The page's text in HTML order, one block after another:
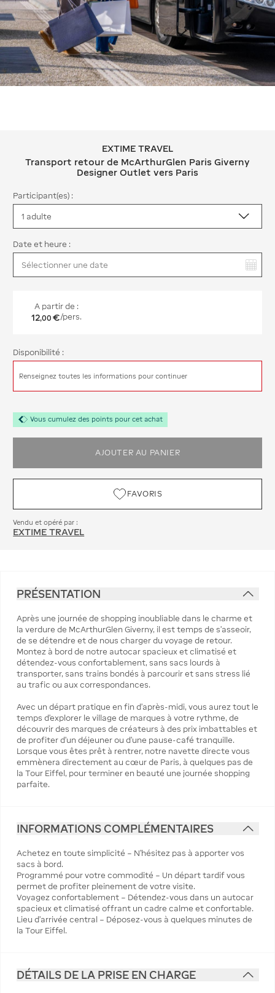
EXTIME TRAVEL Transport retour
EXTIME TRAVEL
Transport retour de McArthurGlen Paris Giverny
Designer Outlet vers Paris
Participant(es) :
Date et heure :
A partir de :
12,00 €/pers.
Disponibilité :
Renseignez toutes les informations pour continuer
Vous cumulez des points pour cet achat
AJOUTER AU PANIER
FAVORIS
Vendu et opéré par :
EXTIME TRAVEL
PRÉSENTATION
Après une journée de shopping inoubliable dans le charme et
la verdure de McArthurGlen Giverny, il est temps de s'asseoir,
de se détendre et de nous charger du voyage de retour.
Montez à bord de notre autocar spacieux et climatisé et
détendez-vous confortablement, sans sacs lourds à
transporter, sans trains bondés à parcourir et sans stress lié
au trafic ou aux correspondances.
Avec un départ pratique en fin d'après-midi, vous aurez tout le
temps d'explorer le village de marques à votre rythme, de
découvrir des marques de créateurs à des prix imbattables et
de profiter d'un déjeuner ou d'une pause-café tranquille.
Lorsque vous êtes prêt à rentrer, notre navette directe vous
emmènera directement au cœur de Paris, à quelques pas de
la Tour Eiffel, pour terminer en beauté une journée shopping
parfaite.
INFORMATIONS COMPLÉMENTAIRES
Achetez en toute simplicité – N'hésitez pas à apporter vos
sacs à bord.
Programmé pour votre commodité – Un départ tardif vous
permet de profiter pleinement de votre visite.
Voyagez confortablement – ​​Détendez-vous dans un autocar
spacieux et climatisé offrant un cadre calme et confortable.
Lieu d'arrivée central – Déposez-vous à quelques minutes de
la Tour Eiffel.
DÉTAILS DE LA PRISE EN CHARGE